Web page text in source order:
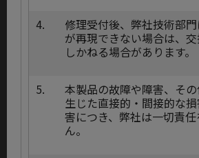
4.
修理受付後、弊社技術部
が再現できない場合は、
しかねる場合があります。
5.
本製品の故障や障害、そ
生じた直接的・間接的な
害につき、弊社は一切責
ん。